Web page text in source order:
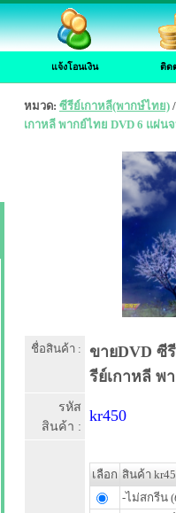
แจ้งโอนเงิน ติด
หมวด: ซีรีย์เกาหลี(พากษ์ไทย)
เกาหลี พากย์ไทย DVD 6 แผ่น
ชื่อสินค้า :
ขายDVD ซี
รีย์เกาหลี พ
รหัส
สินค้า :
kr450
เลือก สินค้า
-ไม่สกรีน (